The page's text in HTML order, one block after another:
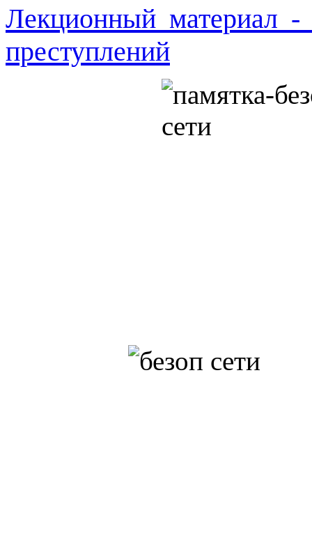
Лекционный материал -
преступлений